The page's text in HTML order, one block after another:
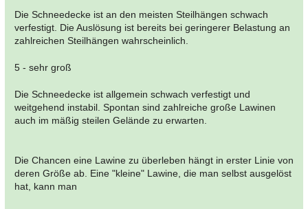
Die Schneedecke ist an den meisten Steilhängen schwach
verfestigt. Die Auslösung ist bereits bei geringerer Belastung an
zahlreichen Steilhängen wahrscheinlich.
5 - sehr groß
Die Schneedecke ist allgemein schwach verfestigt und
weitgehend instabil. Spontan sind zahlreiche große Lawinen
auch im mäßig steilen Gelände zu erwarten.
Die Chancen eine Lawine zu überleben hängt in erster Linie von
deren Größe ab. Eine "kleine" Lawine, die man selbst ausgelöst
hat, kann man